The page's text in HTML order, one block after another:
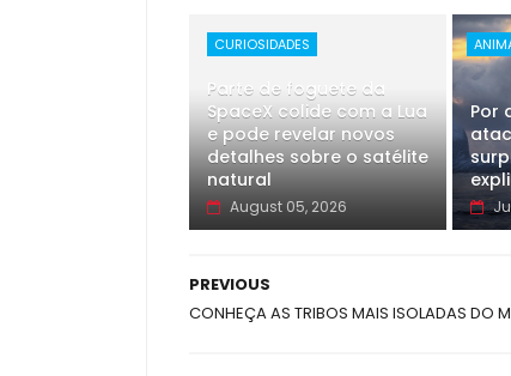
CURIOSIDADES
Parte de foguete da
SpaceX colide com a Lua
e pode revelar novos
detalhes sobre o satélite
natural
August 05, 2026
Por
PREVIOUS
CONHEÇA AS TRIBOS MAIS ISOLADAS DO